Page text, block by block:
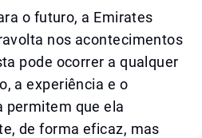
o futuro, a Emirates
nos acontecimentos
pode ocorrer a qualquer
a experiência e o
permitem que ela
de forma eficaz, mas